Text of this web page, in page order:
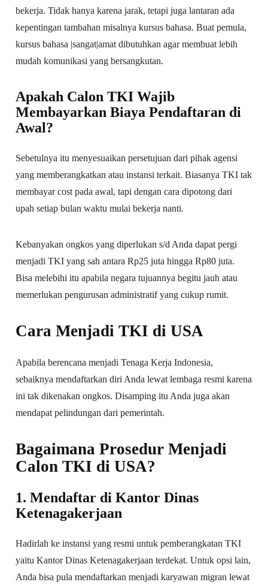
bekerja. Tidak hanya karena jarak, tetapi juga lantaran ada
kepentingan tambahan misalnya kursus bahasa. Buat pemula,
kursus bahasa |sangat|amat dibutuhkan agar membuat lebih
mudah komunikasi yang bersangkutan.
Apakah Calon TKI Wajib
Membayarkan Biaya Pendaftaran di
Awal?
Sebetulnya itu menyesuaikan persetujuan dari pihak agensi
yang memberangkatkan atau instansi terkait. Biasanya TKI tak
membayar cost pada awal, tapi dengan cara dipotong dari
upah setiap bulan waktu mulai bekerja nanti.
Kebanyakan ongkos yang diperlukan s/d Anda dapat pergi
menjadi TKI yang sah antara Rp25 juta hingga Rp80 juta.
Bisa melebihi itu apabila negara tujuannya begitu jauh atau
memerlukan pengurusan administratif yang cukup rumit.
Cara Menjadi TKI di USA
Apabila berencana menjadi Tenaga Kerja Indonesia,
sebaiknya mendaftarkan diri Anda lewat lembaga resmi karena
ini tak dikenakan ongkos. Disamping itu Anda juga akan
mendapat pelindungan dari pemerintah.
Bagaimana Prosedur Menjadi
Calon TKI di USA?
1. Mendaftar di Kantor Dinas
Ketenagakerjaan
Hadirlah ke instansi yang resmi untuk pemberangkatan TKI
yaitu Kantor Dinas Ketenagakerjaan terdekat. Untuk opsi lain,
Anda bisa pula mendaftarkan menjadi karyawan migran lewat